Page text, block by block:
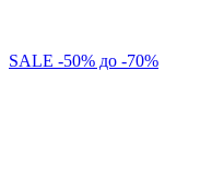
SALE -50% до -70%